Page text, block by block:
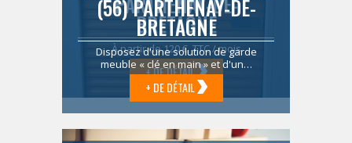
BRETAGNE
À partir de 120 € TTC / mois
+ DE DÉTAIL
(56) PARTHENAY-DE-
BRETAGNE
Disposez d'une solution de garde
meuble « clé en main » et d'un…
+ DE DÉTAIL